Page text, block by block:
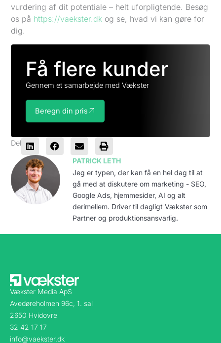
vurdering af dit potentiale – helt uforpligtende. Besøg
os på https://vaekster.dk og se, hvad vi kan gøre for
dig.
Få flere kunder
Gennem et samarbejde med Vækster
Beregn din pris
Del
PATRICK LETH
Jeg er typen, der kan få en hel dag til at
gå med at diskutere om marketing - SEO,
Google Ads, hjemmesider, AI og alt
derimellem. Driver til dagligt Vækster som
Partner og produktionsansvarlig.
Vækster Media ApS
Avedøreholmen 96c, 1. sal
2650 Hvidovre
32 42 17 17
info@vaekster.dk